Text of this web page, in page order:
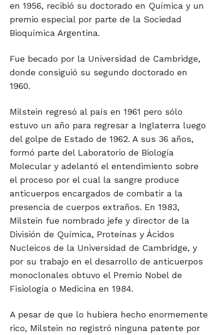
en 1956, recibió su doctorado en Química y un
premio especial por parte de la Sociedad
Bioquímica Argentina.
Fue becado por la Universidad de Cambridge,
donde consiguió su segundo doctorado en
1960.
Milstein regresó al país en 1961 pero sólo
estuvo un año para regresar a Inglaterra luego
del golpe de Estado de 1962. A sus 36 años,
formó parte del Laboratorio de Biología
Molecular y adelantó el entendimiento sobre
el proceso por el cual la sangre produce
anticuerpos encargados de combatir a la
presencia de cuerpos extraños. En 1983,
Milstein fue nombrado jefe y director de la
División de Química, Proteínas y Ácidos
Nucleicos de la Universidad de Cambridge, y
por su trabajo en el desarrollo de anticuerpos
monoclonales obtuvo el Premio Nobel de
Fisiología o Medicina en 1984.
A pesar de que lo hubiera hecho enormemente
rico, Milstein no registró ninguna patente por